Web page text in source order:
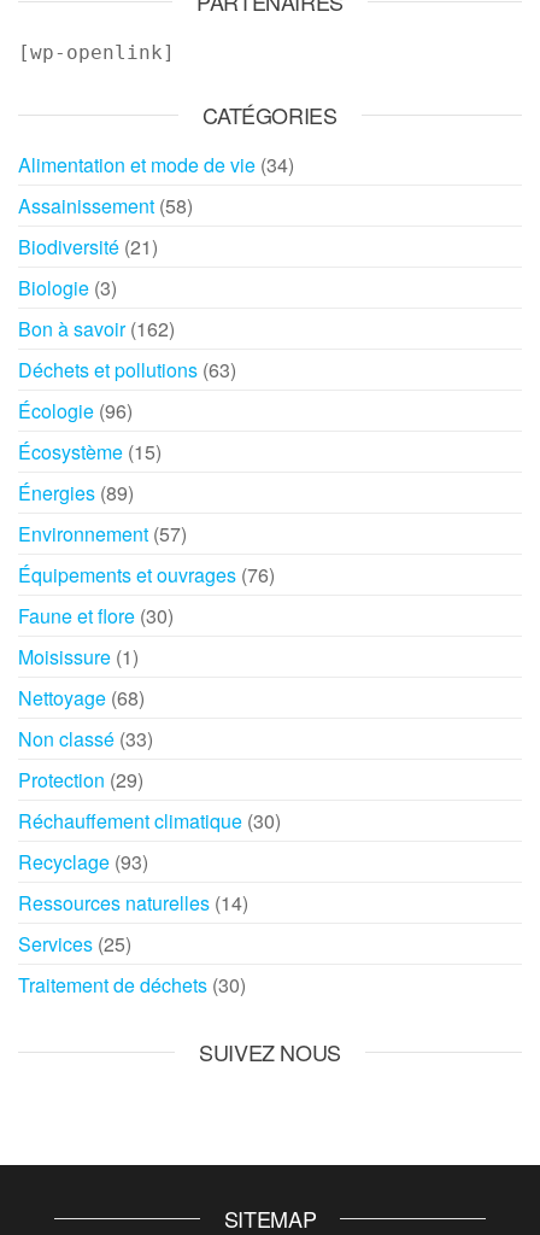
[wp-openlink]
CATÉGORIES
Alimentation et mode de vie (34)
Assainissement (58)
Biodiversité (21)
Biologie (3)
Bon à savoir(162)
Déchets et pollutions (63)
Écologie (96)
Écosystème (15)
Énergies (89)
Environnement (57)
Équipements et ouvrages (76)
Faune et flore (30)
Moisissure (1)
Nettoyage (68)
Non classé (33)
Protection (29)
Réchauffement climatique (30)
Recyclage (93)
Ressources naturelles (14)
Services (25)
Traitement de déchets (30)
SUIVEZ NOUS
SITEMAP